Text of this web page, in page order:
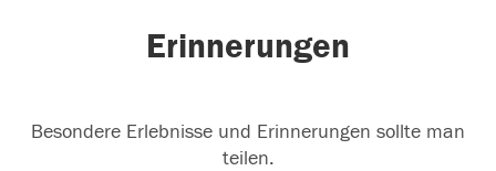
Erinnerungen
Besondere Erlebnisse und Erinnerungen sollte man
teilen.